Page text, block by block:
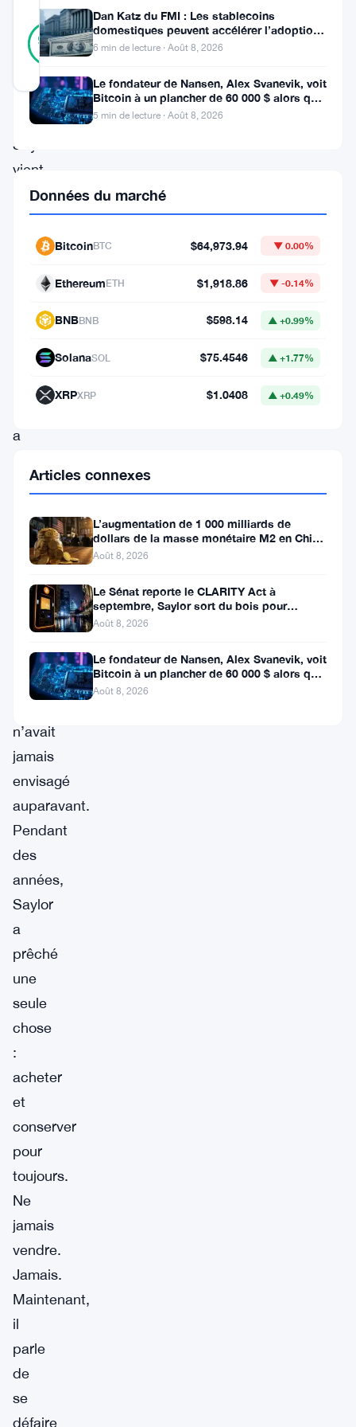
92%
RÉEL
Vérifié
24
Michael
Saylor
vient
briser
règle.
président
MicroStrategy
a
que
entreprise
pourrait
effectivement
vendre
Bitcoin,
n’avait
jamais
envisagé
auparavant.
Pendant
des
années,
Saylor
a
prêché
une
seule
chose
:
acheter
et
conserver
pour
toujours.
Ne
jamais
vendre.
Jamais.
Maintenant,
il
parle
de
se
défaire
Dan Katz du FMI : Les stablecoins
domestiques peuvent accélérer l’adoption
du dollar numérique
6 min de lecture · Août 8, 2026
Le fondateur de Nansen, Alex Svanevik, voit
Bitcoin à un plancher de 60 000 $ alors que
les actifs tokenisés
5 min de lecture · Août 8, 2026
Données du marché
BitcoinBTC $64,973.94 ▼ 0.00%
EthereumETH $1,918.86 ▼ -0.14%
BNBBNB $598.14 ▲ +0.99%
SolanaSOL $75.4546 ▲ +1.77%
XRPXRP $1.0408 ▲ +0.49%
Articles connexes
L’augmentation de 1 000 milliards de
dollars de la masse monétaire M2 en Chine
laisse les traders de Bitcoin
Août 8, 2026
Le Sénat reporte le CLARITY Act à
septembre, Saylor sort du bois pour
Bitcoin
Août 8, 2026
Le fondateur de Nansen, Alex Svanevik, voit
Bitcoin à un plancher de 60 000 $ alors que
les actifs tokenisés
Août 8, 2026